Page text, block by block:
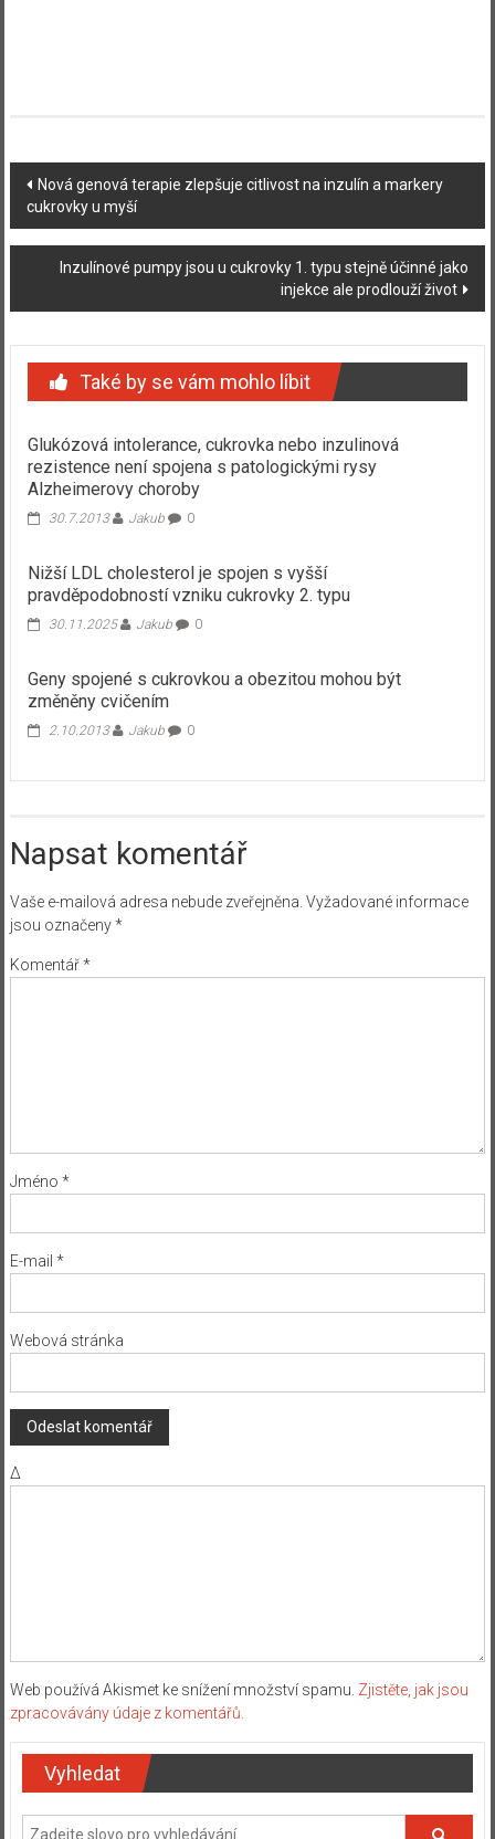
Navigace
příspěvku
Nová genová terapie zlepšuje citlivost na inzulín a markery
cukrovky u myší
Inzulínové pumpy jsou u cukrovky 1. typu stejně účinné jako
injekce ale prodlouží život
Také by se vám mohlo líbit
Glukózová intolerance, cukrovka nebo inzulinová
rezistence není spojena s patologickými rysy
Alzheimerovy choroby
30.7.2013 Jakub 0
Nižší LDL cholesterol je spojen s vyšší
pravděpodobností vzniku cukrovky 2. typu
30.11.2025 Jakub 0
Geny spojené s cukrovkou a obezitou mohou být
změněny cvičením
2.10.2013 Jakub 0
Napsat komentář
Vaše e-mailová adresa nebude zveřejněna. Vyžadované informace
jsou označeny*
Komentář*
Jméno *
E-mail *
Webová stránka
Δ
Web používá Akismet ke snížení množství spamu. Zjistěte, jak jsou
zpracovávány údaje z komentářů.
Vyhledat